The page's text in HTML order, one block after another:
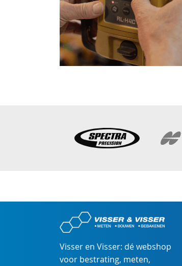
Visser en Visser: dé webshop
voor bestrating, meten,